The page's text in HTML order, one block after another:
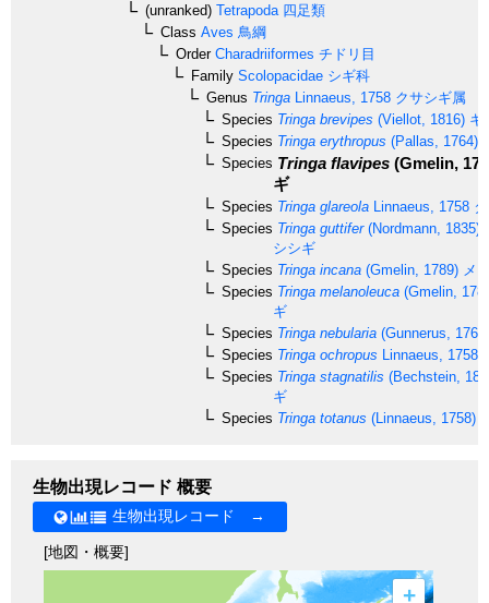
(unranked) Tetrapoda 四足類
Class Aves 鳥綱
OrderCharadriiformes チドリ目
Family Scolopacidae シギ科
Genus Tringa Linnaeus, 1758 クサシギ属
Species Tringa brevipes (Viellot, 1816) キ
Species Tringa erythropus (Pallas, 1764)
Species Tringa flavipes (Gmelin,
ギ
Species Tringa glareola Linnaeus, 1758
Species Tringa guttifer(Nordmann, 1835)
シシギ
Species Tringa incana (Gmelin, 1789) メ
Species Tringa melanoleuca (Gmelin,
ギ
Species Tringa nebularia (Gunnerus, 1767)
Species Tringa ochropus Linnaeus, 1758
Species Tringa stagnatilis (Bechstein,
ギ
Species Tringa totanus (Linnaeus, 1758)
生物出現レコード 概要
生物出現レコード →
[地図・概要]
+